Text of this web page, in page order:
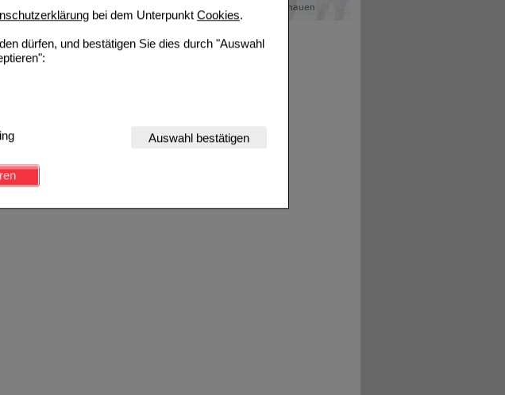
bei dem Unterpunkt Cookies.
dürfen, und bestätigen Sie dies durch "Auswahl
für die Grundfunktionen unserer Website
auf diese nicht verzichtet werden kann.
noch ansprechender zu gestalten,
Seite an bevorzugte Verhaltensweisen (z.B.
können, den Inhalt auf unserer Website aber
Bitte beachten Sie, dass Daten hierfür
werden.
Auswahl bestätigen